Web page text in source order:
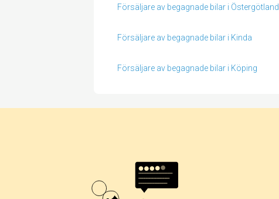
Försäljare av begagnade bilar i Östergötland
Försäljare av begagnade bilar i Kinda
Försäljare av begagnade bilar i Köping
365 dagar 90 dagar
30 dagar